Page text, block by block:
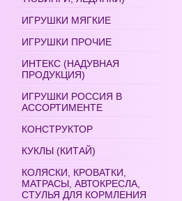
ИГРУШКИ МЯГКИЕ
ИГРУШКИ ПРОЧИЕ
ИНТЕКС (НАДУВНАЯ
ПРОДУКЦИЯ)
ИГРУШКИ РОССИЯ В
АССОРТИМЕНТЕ
КОНСТРУКТОР
КУКЛЫ (КИТАЙ)
КОЛЯСКИ, КРОВАТКИ,
МАТРАСЫ, АВТОКРЕСЛА,
СТУЛЬЯ ДЛЯ КОРМЛЕНИЯ